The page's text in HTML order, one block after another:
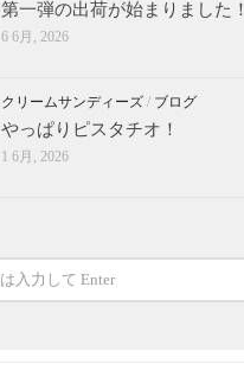
第一弾の出荷が始まりました！
6 6月, 2026
クリームサンディーズ / ブログ
やっぱりピスタチオ！
1 6月, 2026